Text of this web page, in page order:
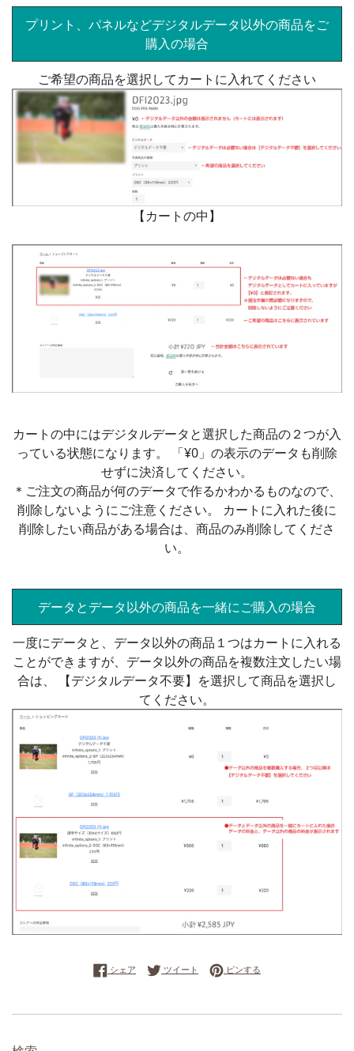
プリント、パネルなどデジタルデータ以外の商品をご
購入の場合
ご希望の商品を選択してカートに入れてください
【カートの中】
カートの中にはデジタルデータと選択した商品の２つが入
っている状態になります。 「¥0」の表示のデータも削除
せずに決済してください。
＊ご注文の商品が何のデータで作るかわかるものなので、
削除しないようにご注意ください。 カートに入れた後に
削除したい商品がある場合は、商品のみ削除してくださ
い。
データとデータ以外の商品を一緒にご購入の場合
一度にデータと、データ以外の商品１つはカートに入れる
ことができますが、データ以外の商品を複数注文したい場
合は、 【デジタルデータ不要】を選択して商品を選択し
てください。
シェア Facebookでシェアする
ツイート Twitterに投稿する
ピンする